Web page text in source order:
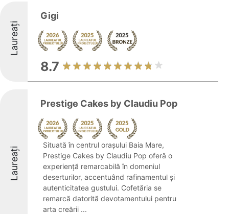
Laureați
Gigi
8.7
Laureați
Prestige Cakes by Claudiu Pop
Situată în centrul orașului Baia Mare,
Prestige Cakes by Claudiu Pop oferă o
experiență remarcabilă în domeniul
deserturilor, accentuând rafinamentul și
autenticitatea gustului. Cofetăria se
remarcă datorită devotamentului pentru
arta creării ...